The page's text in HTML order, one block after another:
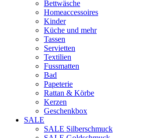
Bettwäsche
Homeaccessoires
Kinder
Küche und mehr
Tassen
Servietten
Textilien
Fussmatten
Bad
Papeterie
Rattan & Körbe
Kerzen
Geschenkbox
SALE
SALE Silberschmuck